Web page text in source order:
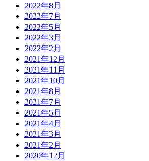
2022年8月
2022年7月
2022年5月
2022年3月
2022年2月
2021年12月
2021年11月
2021年10月
2021年8月
2021年7月
2021年5月
2021年4月
2021年3月
2021年2月
2020年12月